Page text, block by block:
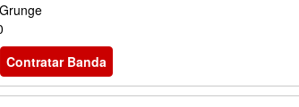
Contratar Banda